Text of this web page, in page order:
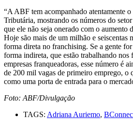
“A ABF tem acompanhado atentamente
Tributária, mostrando os números do
que ele não seja onerado com o
Hoje são mais de um milhão e seiscentas
forma direta no franchising. Se a gente
forma indireta, que estão trabalhando nos
empresas franqueadoras, esse número é
de 200 mil vagas de primeiro emprego, o
como uma porta de entrada para o
Foto: ABF/Divulgação
TAGS: Adriana Auriemo,